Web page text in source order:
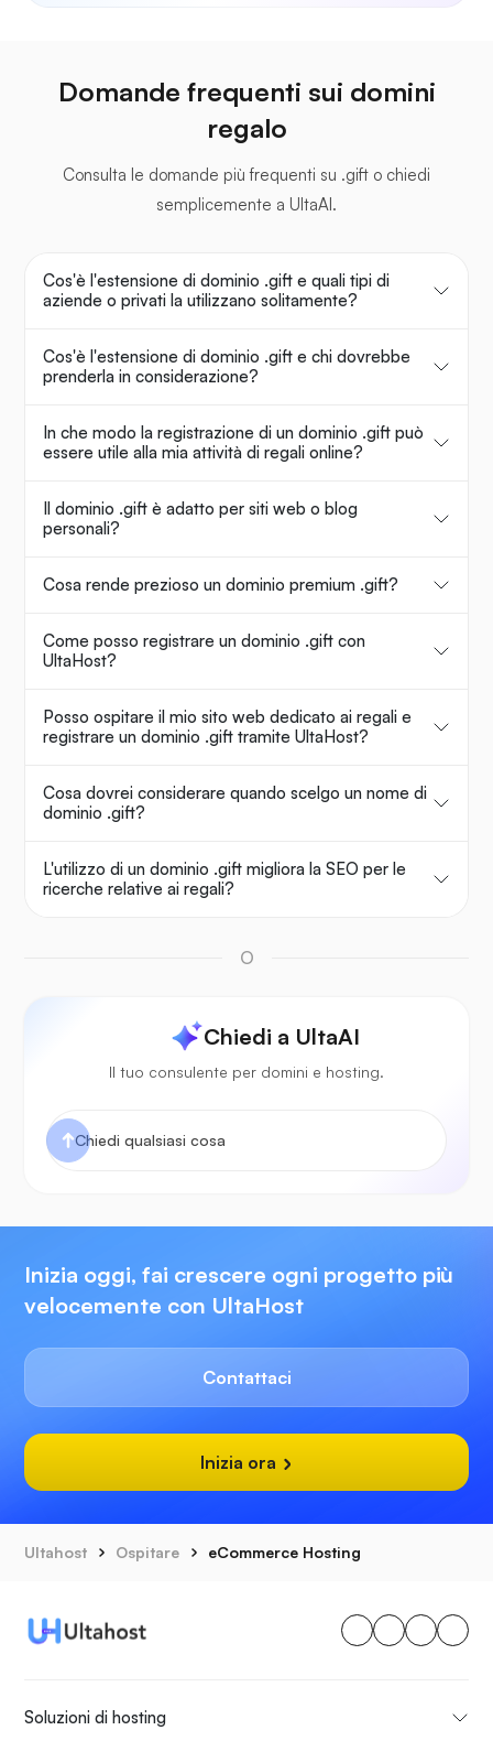
Domande frequenti sui domini
regalo
Consulta le domande più frequenti su .gift o chiedi
semplicemente a UltaAI.
Cos'è l'estensione di dominio .gift e quali tipi di
aziende o privati la utilizzano solitamente?
Cos'è l'estensione di dominio .gift e chi dovrebbe
prenderla in considerazione?
In che modo la registrazione di un dominio .gift può
essere utile alla mia attività di regali online?
Il dominio .gift è adatto per siti web o blog
personali?
Cosa rende prezioso un dominio premium .gift?
Come posso registrare un dominio .gift con
UltaHost?
Posso ospitare il mio sito web dedicato ai regali e
registrare un dominio .gift tramite UltaHost?
Cosa dovrei considerare quando scelgo un nome di
dominio .gift?
L'utilizzo di un dominio .gift migliora la SEO per le
ricerche relative ai regali?
O
Chiedi a UltaAI
Il tuo consulente per domini e hosting.
Inizia oggi, fai crescere ogni progetto più
velocemente con UltaHost
Contattaci
Inizia ora
Ultahost Ospitare eCommerce Hosting
Soluzioni di hosting